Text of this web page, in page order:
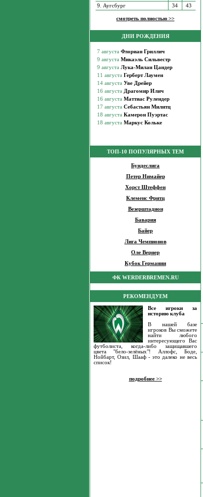
9. Аугсбург
34 43
смотреть полностью >>
ДНИ РОЖДЕНИЯ
ТОП-10 ПОПУЛЯРНЫХ ТЕМ
Бундеслига
Петер Нимайер
Хорст Штеффен
Клеменс Фритц
Везерштадион
Бавария
Байер
Лига Чемпионов
Оле Вернер
Кубок Германии
ФК WERDERBREMEN.RU
РЕКОМЕНДУЕМ
Все игроки за
историю клуба
В нашей базе
игроков Вы сможете
найти любого
интересующего Вас
футболиста, когда-либо защищавшего
цвета "бело-зелёных"! Аллофс, Боде,
Нойбарт, Озил, Шааф - это далеко не весь
список!
подробнее >>